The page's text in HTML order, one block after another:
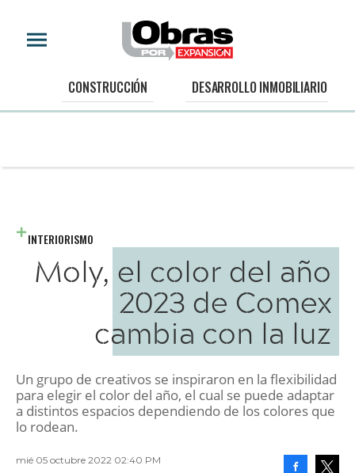
CONSTRUCCIÓN DESARROLLO INMOBILIARIO
INTERIORISMO
Moly, el color del año
2023 de Comex
cambia con la luz
Un grupo de creativos se inspiraron en la flexibilidad
para elegir el color del año, el cual se puede adaptar
a distintos espacios dependiendo de los colores que
lo rodean.
mié 05 octubre 2022 02:40 PM